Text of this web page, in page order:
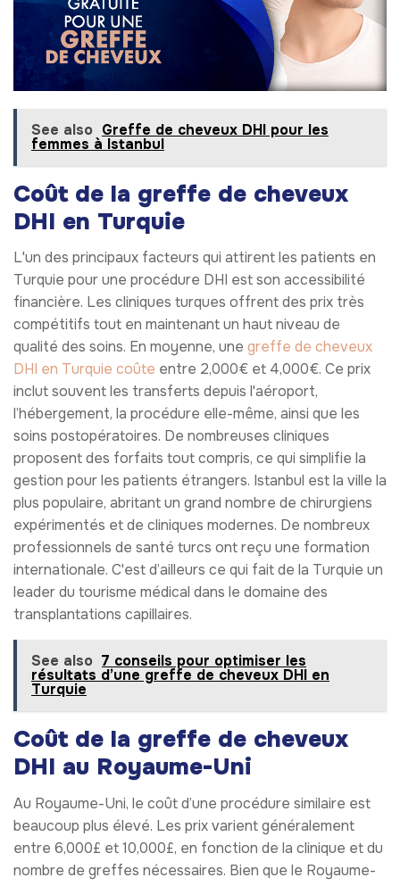
See also Greffe de cheveux DHI pour les
femmes à Istanbul
Coût de la greffe de cheveux
DHI en Turquie
L'un des principaux facteurs qui attirent les patients en
Turquie pour une procédure DHI est son accessibilité
financière. Les cliniques turques offrent des prix très
compétitifs tout en maintenant un haut niveau de
qualité des soins. En moyenne, une greffe de cheveux
DHI en Turquie coûte entre 2,000€ et 4,000€. Ce prix
inclut souvent les transferts depuis l'aéroport,
l’hébergement, la procédure elle-même, ainsi que les
soins postopératoires. De nombreuses cliniques
proposent des forfaits tout compris, ce qui simplifie la
gestion pour les patients étrangers. Istanbul est la ville la
plus populaire, abritant un grand nombre de chirurgiens
expérimentés et de cliniques modernes. De nombreux
professionnels de santé turcs ont reçu une formation
internationale. C'est d’ailleurs ce qui fait de la Turquie un
leader du tourisme médical dans le domaine des
transplantations capillaires.
See also 7 conseils pour optimiser les
résultats d’une greffe de cheveux DHI en
Turquie
Coût de la greffe de cheveux
DHI au Royaume-Uni
Au Royaume-Uni, le coût d’une procédure similaire est
beaucoup plus élevé. Les prix varient généralement
entre 6,000£ et 10,000£, en fonction de la clinique et du
nombre de greffes nécessaires. Bien que le Royaume-